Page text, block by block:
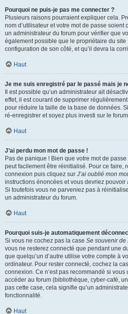
Pourquoi ne puis-je pas me connecter ?
Plusieurs raisons pourraient expliquer cela.
nom d’utilisateur et votre mot de passe soient
un administrateur du forum pour vérifier que
également possible que le propriétaire du site
configuration de son côté, et qu’il devra la
Haut
Je me suis enregistré par le passé mais je
Il est possible qu’un administrateur ait
effet, il est courant de supprimer
pour réduire la taille de la base de données.
ré-enregistrer et soyez plus investi sur le
Haut
J’ai perdu mon mot de passe !
Pas de panique ! Bien que votre mot de
peut facilement être réinitialisé. Pour ce faire,
connexion puis cliquez sur J’ai oublié mon
instructions énoncées et vous devriez pouvoir
Si toutefois vous ne parveniez pas à
un administrateur du forum.
Haut
Pourquoi suis-je automatiquement
Si vous ne cochez pas la case Se souvenir de
vous ne resterez connecté que pendant une
que quelqu’un d’autre utilise votre compte à
ordinateur. Pour rester connecté, cochez la
connexion. Ce n’est pas recommandé si
accéder au forum (bibliothèque, cyber-café,
pas cette case, cela signifie qu’un
fonctionnalité.
Haut